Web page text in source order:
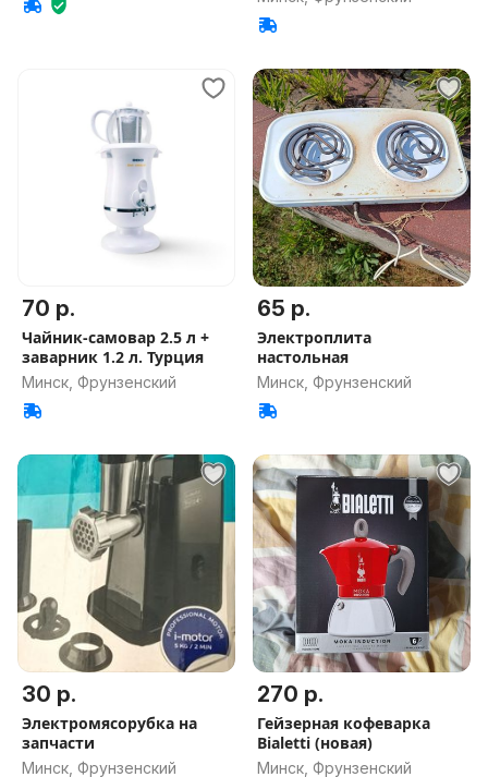
70 р.
Чайник-самовар 2.5 л +
заварник 1.2 л. Турция
Минск, Фрунзенский
65 р.
Электроплита
настольная
Минск, Фрунзенский
30 р.
Электромясорубка на
запчасти
Минск, Фрунзенский
270 р.
Гейзерная кофеварка
Bialetti (новая)
Минск, Фрунзенский